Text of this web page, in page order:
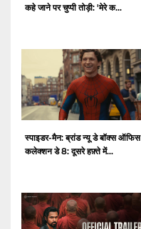
कहे जाने पर चुप्पी तोड़ी: 'मेरे क...
स्पाइडर-मैन: ब्रांड न्यू डे बॉक्स ऑफिस
कलेक्शन डे 8: दूसरे हफ़्ते में...